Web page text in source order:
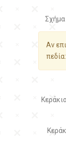
Σχήμα
Αν
πεδία: